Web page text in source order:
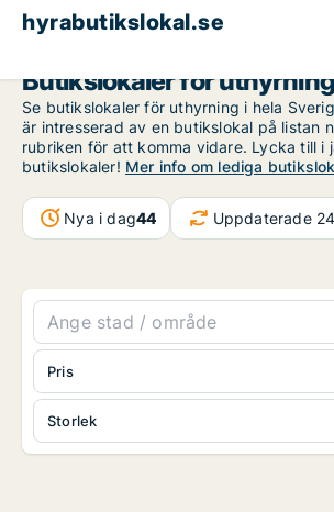
hyrabutikslokal.se
Butikslokaler för uthyrning
Se butikslokaler för uthyrning i hela
är intresserad av en butikslokal på listan
rubriken för att komma vidare. Lycka till i
butikslokaler! Mer info om lediga
Nya i dag44 Uppdaterade
Storlek
Pris